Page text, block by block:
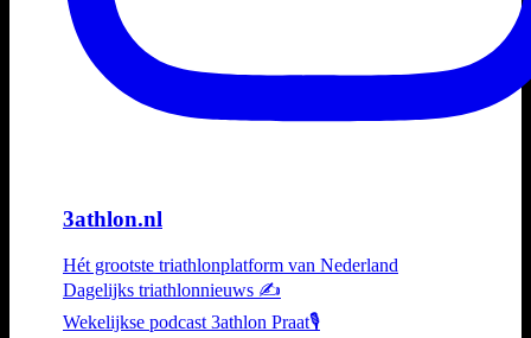
3athlon.nl
Hét grootste triathlonplatform van Nederland
Dagelijks triathlonnieuws ✍️
Wekelijkse podcast 3athlon Praat🎙️